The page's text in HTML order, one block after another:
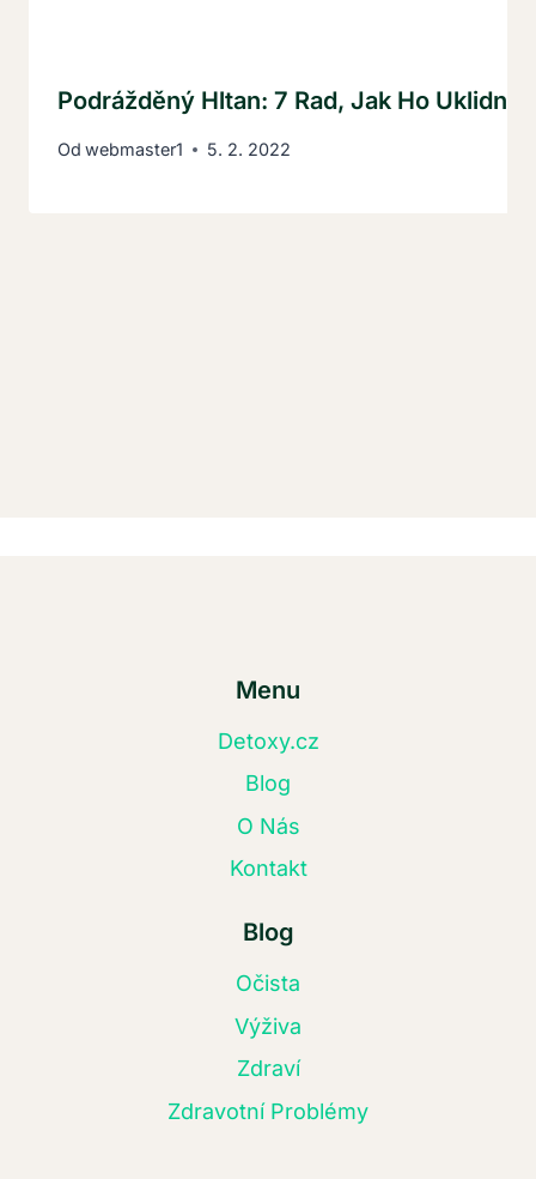
Podrážděný Hltan: 7 Rad, Jak Ho Uklidnit
Od webmaster1 5. 2. 2022
Menu
Detoxy.cz
Blog
O Nás
Kontakt
Blog
Očista
Výživa
Zdraví
Zdravotní Problémy